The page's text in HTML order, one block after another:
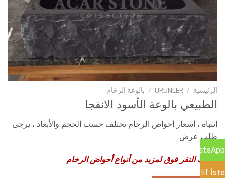
الرئيسية /
ÜRÜNLER
/ بالوعة الرخام
الطبيعي بالوعة الأسود الانفجا
انتباه ، أسعار أحواض الرخام تختلف حسب الحجم والأبعاد ، يرجى
طلب عرض.
يمكنك النقر فوق لمزيد من أنواع أحواض الرخام
WhatsApp
Teklif İste